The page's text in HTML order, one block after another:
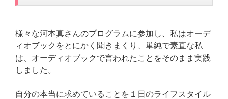
様々な河本真さんのプログラムに参加し、私はオーデ
ィオブックをとにかく聞きまくり、単純で素直な私
は、オーディオブックで言われたことをそのまま実践
しました。
自分の本当に求めていることを１日のライフスタイル